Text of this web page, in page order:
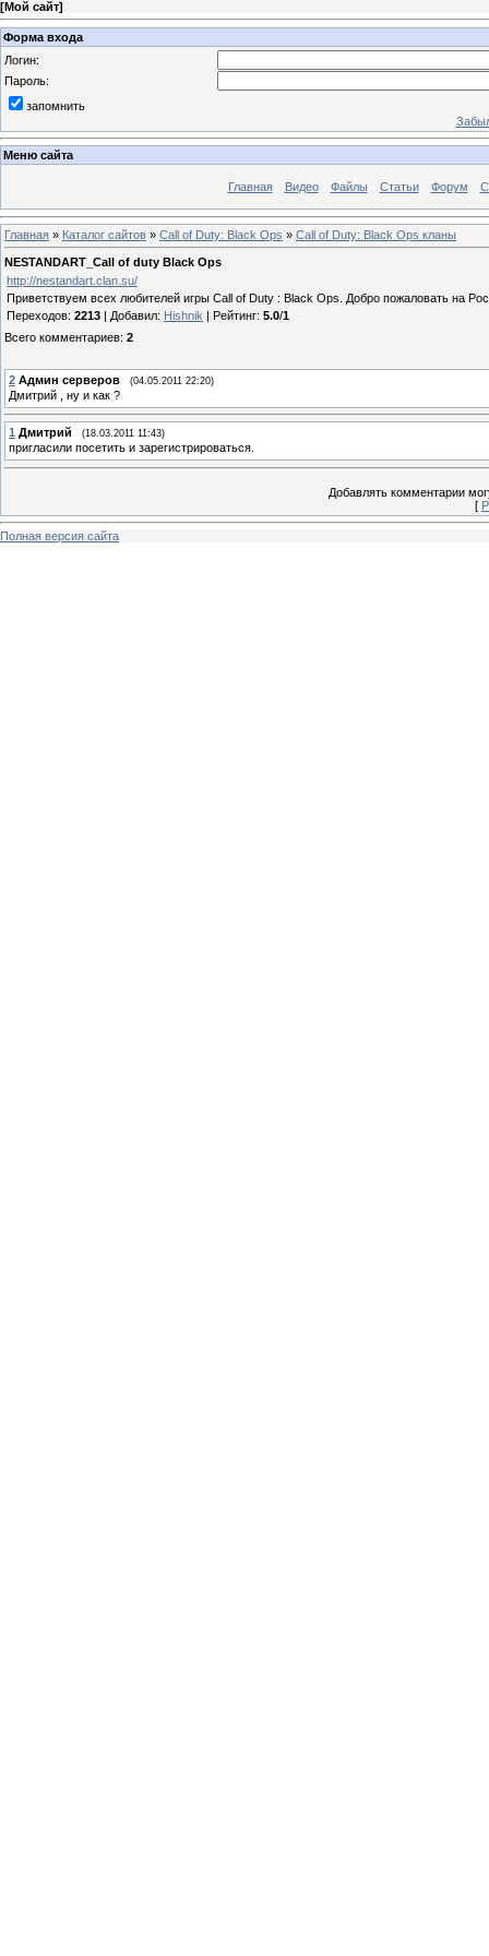
[Мой сайт]
Форма входа
Логин:
Пароль:
запомнить
Меню сайта
Главная Видео Файлы Статьи Форум
Главная » Каталог сайтов » Call of Duty: Black Ops » Call of Duty: Black Ops кланы
NESTANDART_Call of duty Black Ops
http://nestandart.clan.su/
Приветствуем всех любителей игры Call of Duty : Black Ops. Добро пожаловать на
Переходов: 2213 | Добавил: Hishnik | Рейтинг: 5.0/1
Всего комментариев: 2
2 Админ серверов (04.05.2011 22:20)
Дмитрий , ну и как ?
1 Дмитрий (18.03.2011 11:43)
пригласили посетить и зарегистрироваться.
Добавлять комментарии
[
Полная версия сайта